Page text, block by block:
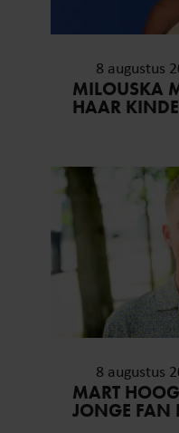
8 augustus
MILOUSKA
HAAR
8 augustus
MART
JONGE